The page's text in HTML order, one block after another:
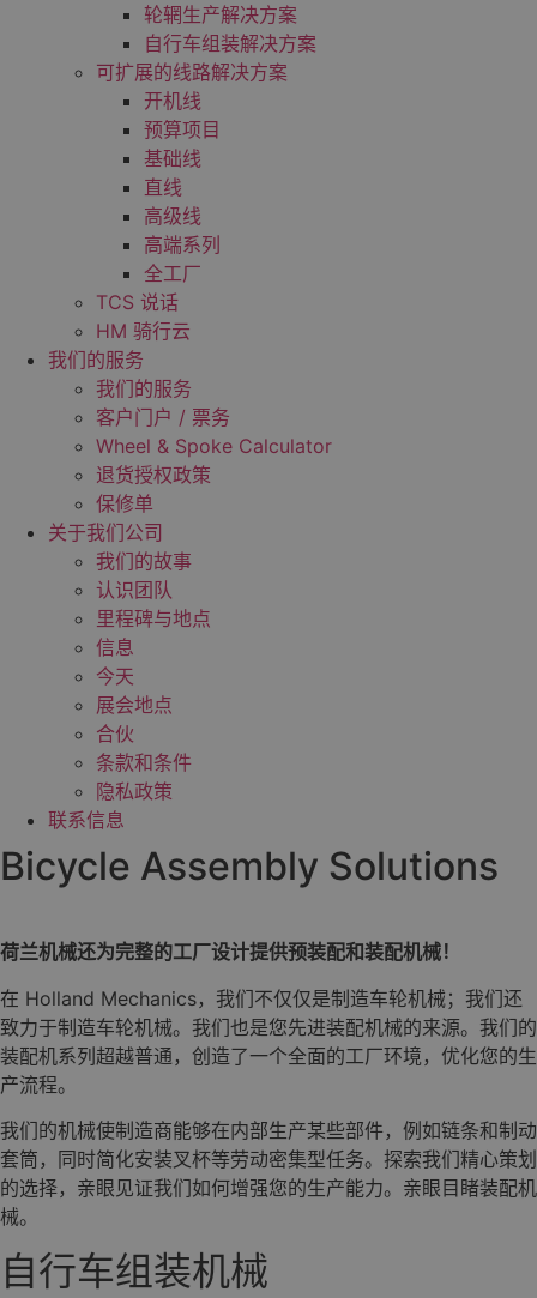
轮辋生产解决方案
自行车组装解决方案
可扩展的线路解决方案
开机线
预算项目
基础线
直线
高级线
高端系列
全工厂
TCS 说话
HM 骑行云
我们的服务
我们的服务
客户门户 / 票务
Wheel & Spoke Calculator
退货授权政策
保修单
关于我们公司
我们的故事
认识团队
里程碑与地点
信息
今天
展会地点
合伙
条款和条件
隐私政策
联系信息
Bicycle Assembly Solutions
荷兰机械还为完整的工厂设计提供预装配和装配机械！
在 Holland Mechanics，我们不仅仅是制造车轮机械；我们还
致力于制造车轮机械。我们也是您先进装配机械的来源。我们的
装配机系列超越普通，创造了一个全面的工厂环境，优化您的生
产流程。
我们的机械使制造商能够在内部生产某些部件，例如链条和制动
套筒，同时简化安装叉杯等劳动密集型任务。探索我们精心策划
的选择，亲眼见证我们如何增强您的生产能力。亲眼目睹装配机
械。
自行车组装机械